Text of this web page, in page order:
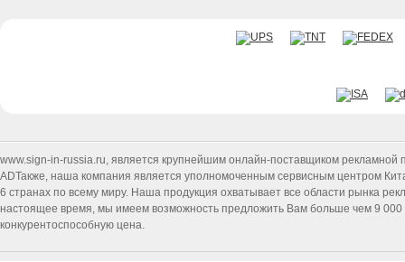
www.sign-in-russia.ru, является крупнейшим онлайн-поставщиком рекламной
ADТакже, наша компания является уполномоченным сервисным центром
6 странах по всему миру. Наша продукция охватывает все области рынка
настоящее время, мы имеем возможность предложить Вам больше чем 9 000
конкурентоспособную цена.